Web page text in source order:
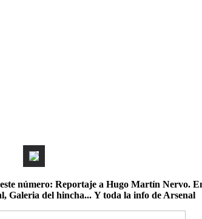
número: Reportaje a Hugo Martín Nervo.
Galeria del hincha... Y toda la info de Arsenal